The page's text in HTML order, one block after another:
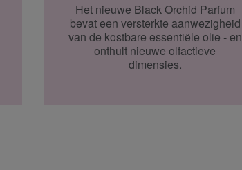
Het nieuwe Black Orchid Parfum
bevat een versterkte aanwezigheid
van de kostbare essentiële olie - en
onthult nieuwe olfactieve
dimensies.